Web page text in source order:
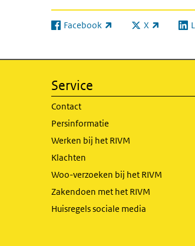
Facebook
(externe link) X
(externe link)
Service
Contact
Persinformatie
Werken bij het RIVM
Klachten
Woo-verzoeken bij het RIVM
Zakendoen met het RIVM
Huisregels sociale media